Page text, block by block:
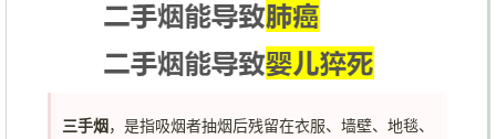
三手烟，是指吸烟者抽烟后残留在衣服、墙壁、地毯、